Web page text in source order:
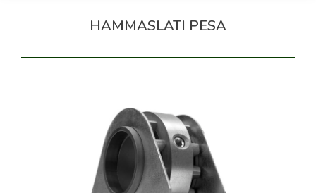
HAMMASLATI PESA